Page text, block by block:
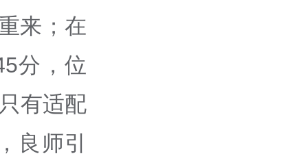
来；在
分，位
有适配
良师引